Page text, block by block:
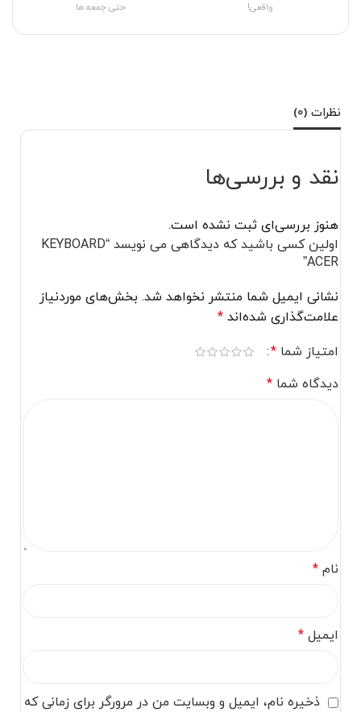
واقعی! حتی جمعه ها
نظرات (0)
نقد و بررسی‌ها
هنوز بررسی‌ای ثبت نشده است.
اولین کسی باشید که دیدگاهی می نویسد “KEYBOARD
ACER”
نشانی ایمیل شما منتشر نخواهد شد. بخش‌های موردنیاز
علامت‌گذاری شده‌اند *
امتیاز شما *
دیدگاه شما *
نام *
ایمیل *
ذخیره نام، ایمیل و وبسایت من در مرورگر برای زمانی که